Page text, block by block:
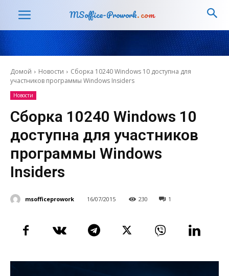
MSoffice-Prowork.com
Домой Новости
Сборка 10240 Windows 10 доступна для
участников программы Windows Insiders
Новости
Сборка 10240 Windows 10
доступна для участников
программы Windows
Insiders
msofficeprowork 16/07/2015 230 1